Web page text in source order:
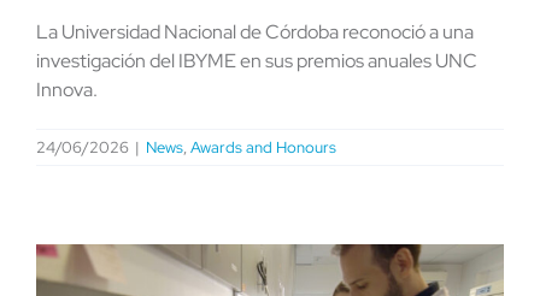
La Universidad Nacional de Córdoba reconoció a una
investigación del IBYME en sus premios anuales UNC
Innova.
24/06/2026 | News,Awards and Honours